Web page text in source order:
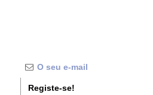
Registe-se!